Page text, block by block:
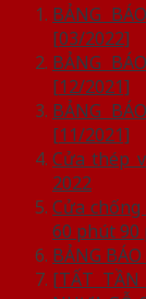
BẢNG
[03/2022]
BẢNG
[12/2021]
BẢNG
[11/2021]
Cửa thép
2022
Cửa
60 phút
BẢNG
[TẤT TẦN